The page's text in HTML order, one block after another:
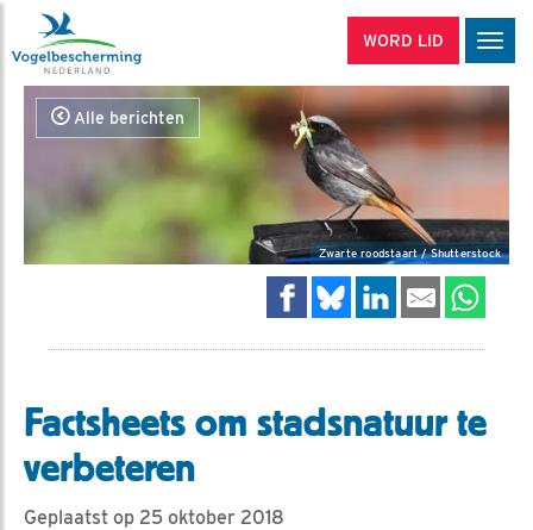
WORD LID
Alle berichten
Zwarte roodstaart / Shutterstock
Factsheets om stadsnatuur te
verbeteren
Geplaatst op 25 oktober 2018